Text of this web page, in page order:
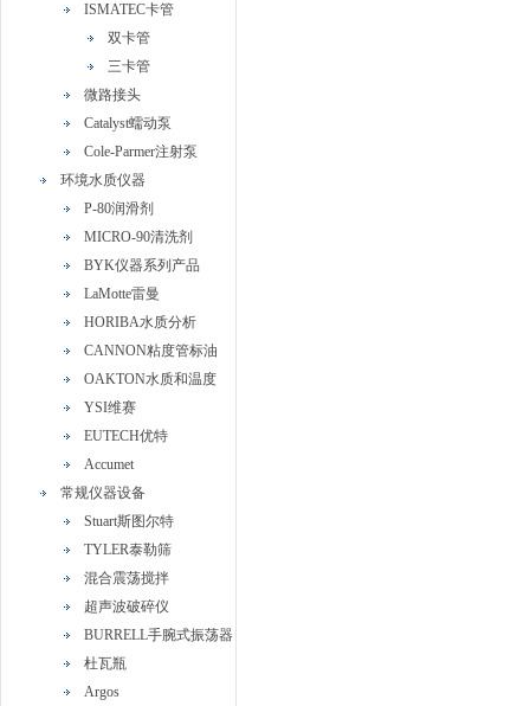
ISMATEC卡管
双卡管
三卡管
微路接头
Catalyst蠕动泵
Cole-Parmer注射泵
环境水质仪器
P-80润滑剂
MICRO-90清洗剂
BYK仪器系列产品
LaMotte雷曼
HORIBA水质分析
CANNON粘度管标油
OAKTON水质和温度
YSI维赛
EUTECH优特
Accumet
常规仪器设备
Stuart斯图尔特
TYLER泰勒筛
混合震荡搅拌
超声波破碎仪
BURRELL手腕式振荡器
杜瓦瓶
Argos